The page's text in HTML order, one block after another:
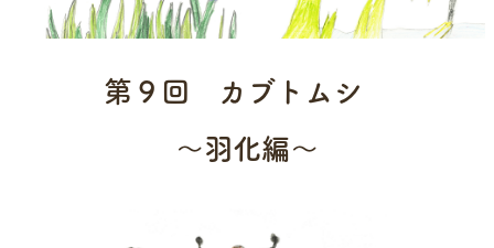
第９回 カブトムシ
～羽化編～